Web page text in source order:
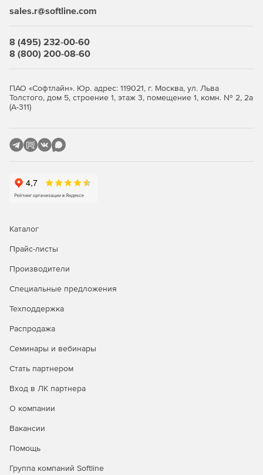
sales.r@softline.com
8 (495) 232-00-60
8 (800) 200-08-60
ПАО «Софтлайн». Юр. адрес: 119021, г. Москва, ул. Льва
Толстого, дом 5, строение 1, этаж 3, помещение 1, комн. № 2, 2а
(А-311)
Каталог
Прайс-листы
Производители
Специальные предложения
Техподдержка
Распродажа
Семинары и вебинары
Стать партнером
Вход в ЛК партнера
О компании
Вакансии
Помощь
Группа компаний Softline